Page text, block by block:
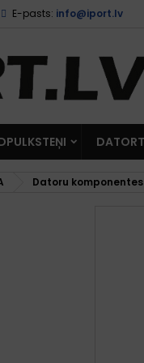
E-pasts: info@iport.lv
Datoru komponentes